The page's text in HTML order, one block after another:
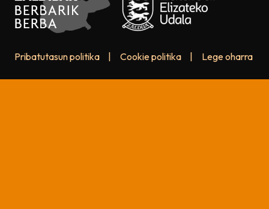
Pribatutasun politika Cookie politika Lege oharra